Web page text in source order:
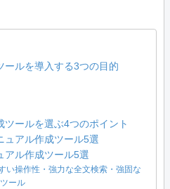
ールを導入する3つの目的
ールを選ぶ4つのポイント
ュアル作成ツール5選
アル作成ツール5選
い操作性・強力な全文検索・強固な
ール